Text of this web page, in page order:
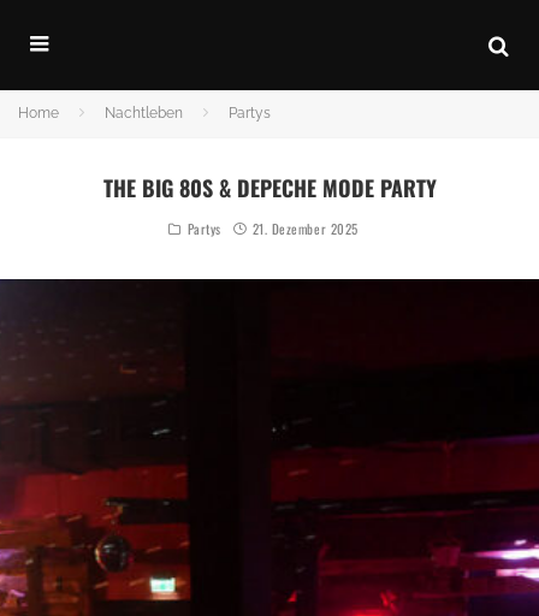
Home Nachtleben Partys
THE BIG 80S & DEPECHE MODE PARTY
Partys 21. Dezember 2025